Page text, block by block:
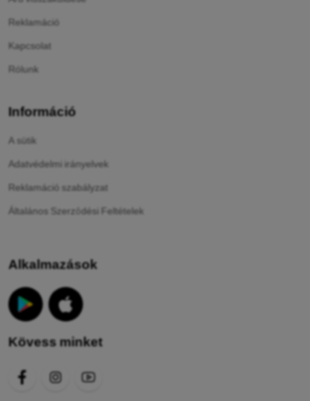
Reklamáció
Kapcsolat
Rólunk
Információ
A sütik
Adatvédelmi irányelvek
Reklamáció szabályzat
Általános Szerződési Feltételek
Alkalmazások
Kövess minket